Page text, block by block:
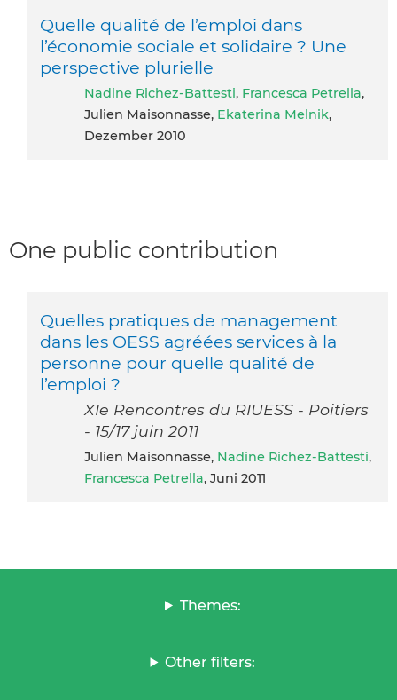
Quelle qualité de l’emploi dans
l’économie sociale et solidaire ? Une
perspective plurielle
Nadine Richez-Battesti, Francesca Petrella,
Julien Maisonnasse, Ekaterina Melnik,
Dezember 2010
One public contribution
Quelles pratiques de management
dans les OESS agréées services à la
personne pour quelle qualité de
l’emploi ?
XIe Rencontres du RIUESS - Poitiers
- 15/17 juin 2011
Julien Maisonnasse, Nadine Richez-Battesti,
Francesca Petrella, Juni 2011
Themes:
Other filters: